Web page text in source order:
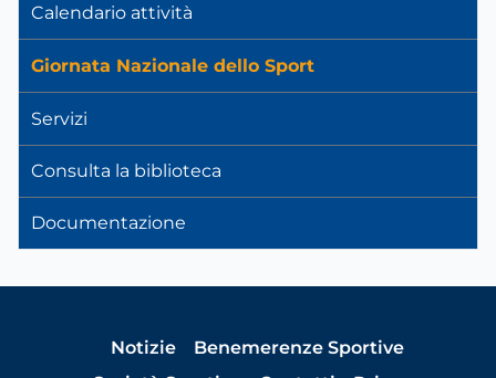
Calendario attività
Giornata Nazionale dello Sport
Servizi
Consulta la biblioteca
Documentazione
Notizie
Benemerenze Sportive